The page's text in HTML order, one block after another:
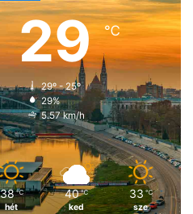
29℃
29º - 25º
29%
5.57 km/h
38 ℃
hét
40 ℃
ked
33 ℃
sze